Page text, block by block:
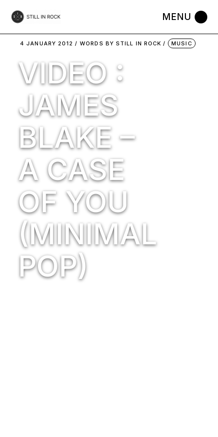
the
4 JANUARY 2012 WORDS BYSTILL IN ROCK MUSIC
VIDEO :
JAMES
BLAKE –
A CASE
OF YOU
(MINIMAL
POP)